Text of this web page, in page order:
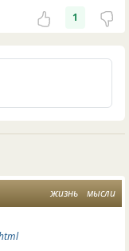
1
жизнь мысли